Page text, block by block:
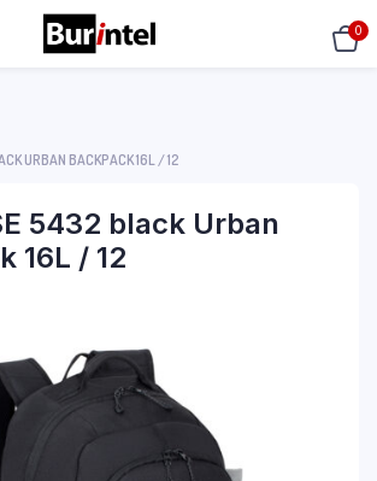
0
URBAN BACKPACK 16L / 12
5432 black Urban
16L / 12